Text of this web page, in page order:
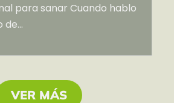
para sanar Cuando hablo
VER MÁS